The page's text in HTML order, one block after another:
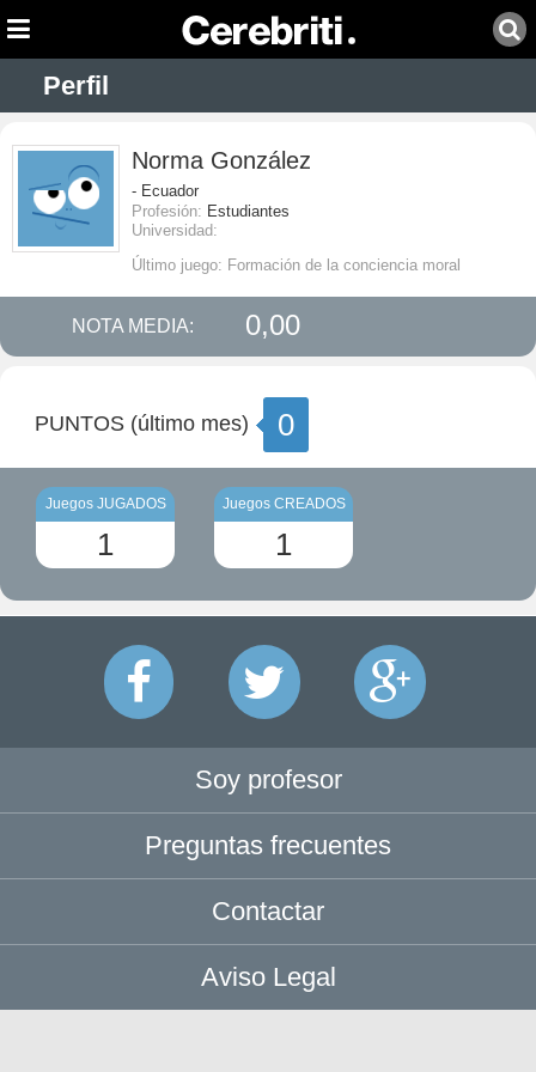
Perfil
Norma González
- Ecuador
Profesión: Estudiantes
Universidad:
Último juego: Formación de la conciencia moral
NOTA MEDIA: 0,00
PUNTOS (último mes) 0
Juegos JUGADOS
1
Juegos CREADOS
1
Soy profesor
Preguntas frecuentes
Contactar
Aviso Legal